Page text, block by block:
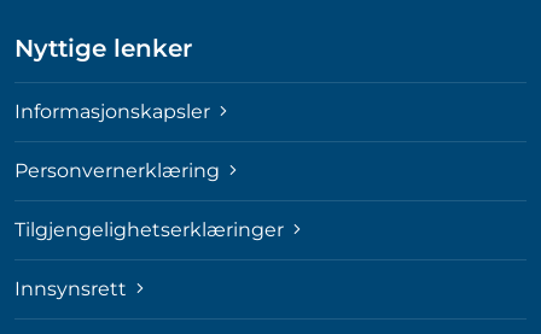
Nyttige lenker
Informasjonskapsler
Personvernerklæring
Tilgjengelighetserklæringer
Innsynsrett